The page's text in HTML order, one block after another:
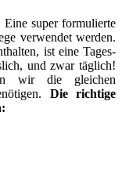
super formulierte
verwendet werden.
ist eine Tages-
und zwar täglich!
wir die gleichen
Die richtige